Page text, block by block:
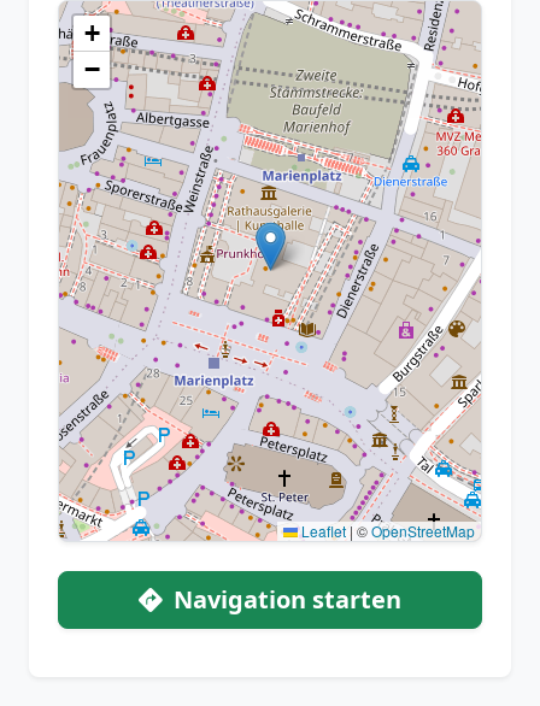
+
−
Leaflet| ©OpenStreetMap
Navigation starten